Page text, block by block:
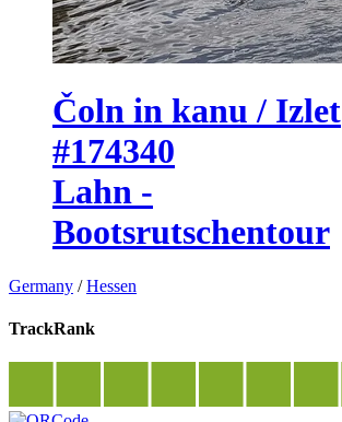
Čoln in kanu / Izlet
#174340
Lahn -
Bootsrutschentour
Germany /Hessen
TrackRank